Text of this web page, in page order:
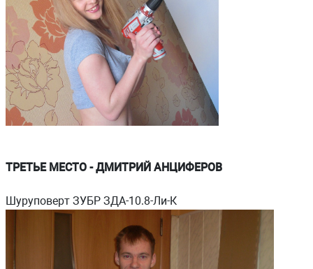
ТРЕТЬЕ МЕСТО - ДМИТРИЙ АНЦИФЕРОВ
Шуруповерт ЗУБР ЗДА-10.8-Ли-К